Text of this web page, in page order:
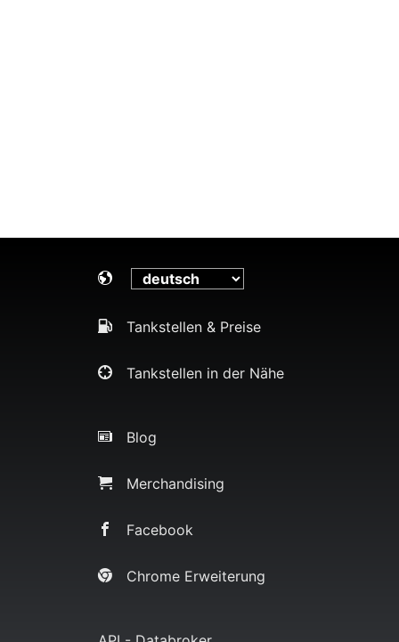
Tankstellen & Preise
Tankstellen in der Nähe
Blog
Merchandising
Facebook
Chrome Erweiterung